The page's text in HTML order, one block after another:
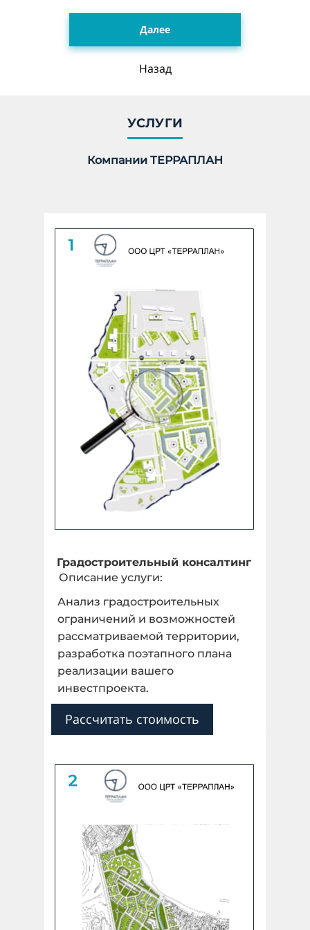
Далее
Назад
Укажите количество гектар, 1 га = 10 000 м2 *
Линейный объект
Количество: undefined КМ
Площадный объект
Укажите количество гектар, 1 га = 10 000 м2 *
undefined ГА
Линейный объект
Количество:
Назад
УСЛУГИ
Градостроительный консалтинг
Описание услуги:
Анализ градостроительных
ограничений и возможностей
рассматриваемой территории,
разработка поэтапного плана
реализации вашего
инвестпроекта.
Рассчитать стоимость
Компании ТЕРРАПЛАН